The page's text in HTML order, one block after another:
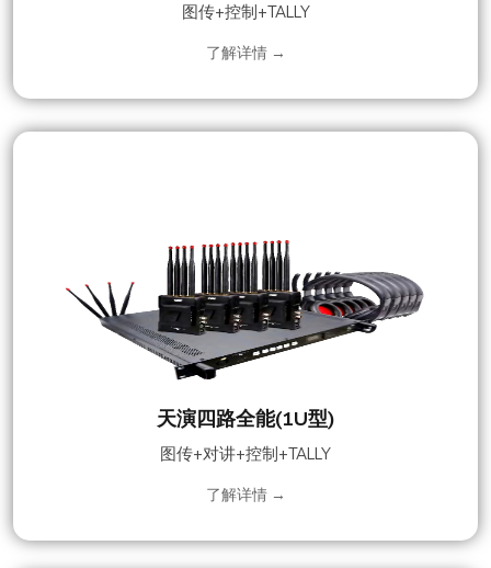
图传+控制+TALLY
了解详情 →
天演四路全能(1U型)
图传+对讲+控制+TALLY
了解详情 →